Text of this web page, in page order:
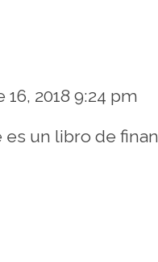
16, 2018 9:24 pm
es un libro de